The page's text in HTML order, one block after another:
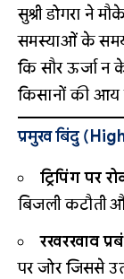
सुश्री डोगरा ने
समस्याओं के
कि सौर ऊर्जा न
किसानों की आय
प्रमुख बिंदु
ट्रिपिंग पर
बिजली कटौती
रखरखाव
पर जोर जिससे